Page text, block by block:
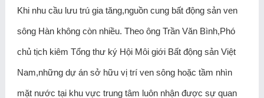
Khi nhu cầu lưu trú gia tăng,nguồn cung bất động sản ven
sông Hàn không còn nhiều. Theo ông Trần Văn Bình,Phó
chủ tịch kiêm Tổng thư ký Hội Môi giới Bất động sản Việt
Nam,những dự án sở hữu vị trí ven sông hoặc tầm nhìn
mặt nước tại khu vực trung tâm luôn nhận được sự quan